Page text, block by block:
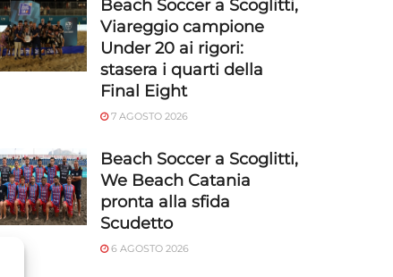
Beach Soccer a Scoglitti,
Viareggio campione
Under 20 ai rigori:
stasera i quarti della
Final Eight
7 AGOSTO 2026
Beach Soccer a Scoglitti,
We Beach Catania
pronta alla sfida
Scudetto
6 AGOSTO 2026